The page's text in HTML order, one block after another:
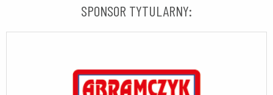
SPONSOR TYTULARNY: